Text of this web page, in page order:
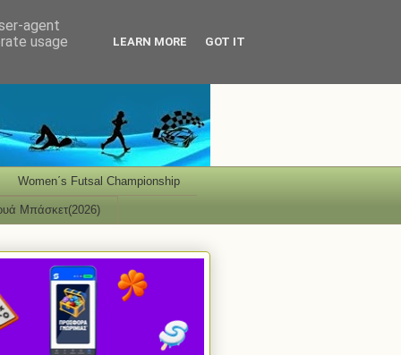
Women΄s Futsal Championship
Μπάσκετ(2026)
agent
usage
LEARN MORE GOT IT